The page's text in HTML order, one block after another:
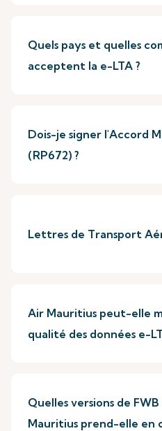
Quels pays et quelles
acceptent la e-LTA ?
Dois-je signer l'Accord
(RP672) ?
Lettres de Transport
Air Mauritius peut-elle
qualité des données e-
Quelles versions de
Mauritius prend-elle en